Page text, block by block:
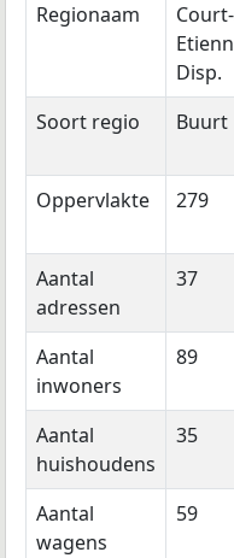
Regionaam
Disp.
Soort regio Buurt
Oppervlakte 279
Aantal
adressen
37
Aantal
inwoners
89
Aantal
huishoudens
35
Aantal
wagens
59